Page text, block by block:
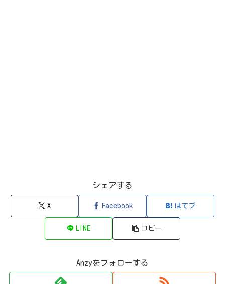
シェアする
X Facebook はてブ
LINE コピー
Anzyをフォローする